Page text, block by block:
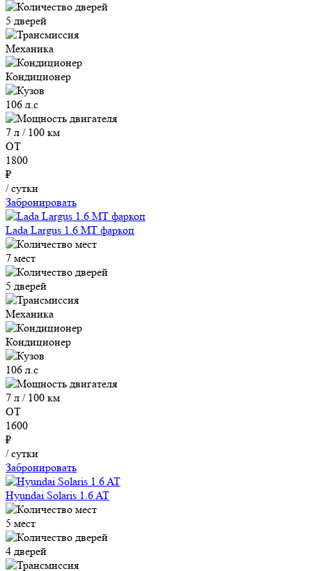
5 дверей
Механика
Кондиционер
106 л.с
7 л / 100 км
ОТ
1800
₽
/ сутки
Забронировать
Lada Largus 1.6 MT фаркоп
7 мест
5 дверей
Механика
Кондиционер
106 л.с
7 л / 100 км
ОТ
1600
₽
/ сутки
Забронировать
Hyundai Solaris 1.6 AT
5 мест
4 дверей